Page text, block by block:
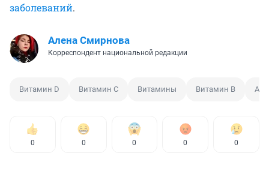
заболеваний.
Алена Смирнова
Корреспондент национальной редакции
Витамин D Витамин С Витамины Витамин B
0 0 0 0 0